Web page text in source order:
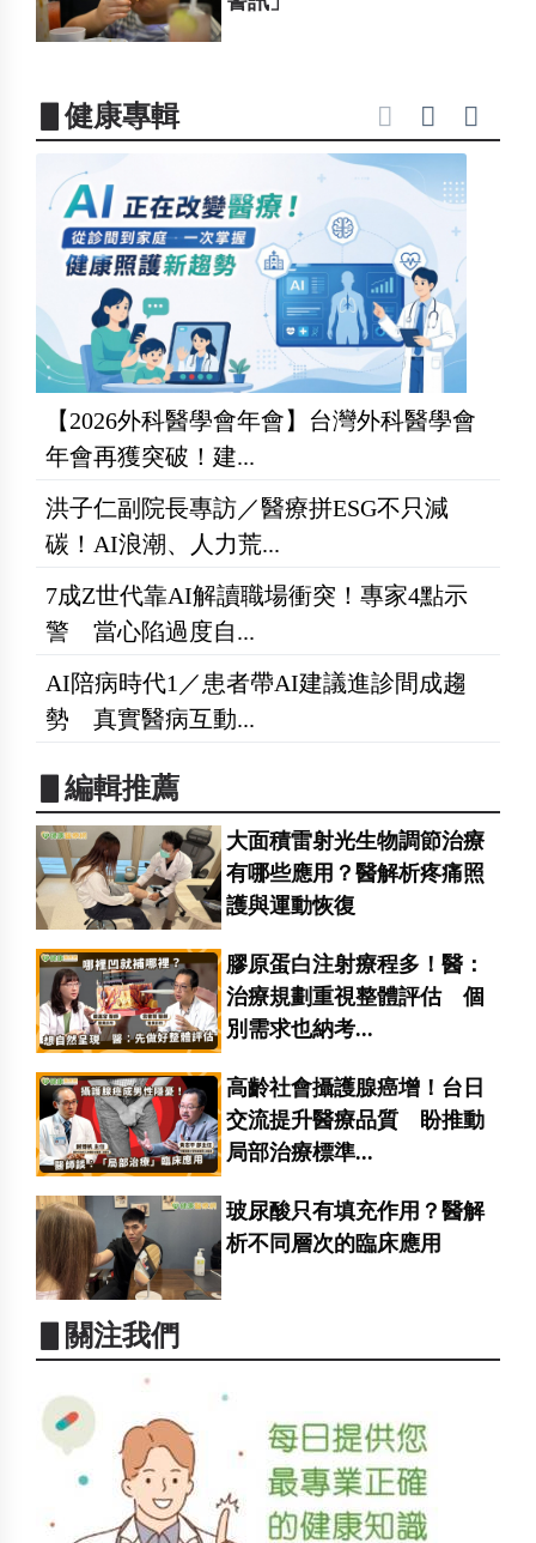
▋健康專輯
【2026外科醫學會年會】台灣外科醫學會
年會再獲突破！建...
洪子仁副院長專訪／醫療拼ESG不只減
碳！AI浪潮、人力荒...
7成Z世代靠AI解讀職場衝突！專家4點示
警 當心陷過度自...
AI陪病時代1／患者帶AI建議進診間成趨
勢 真實醫病互動...
▋編輯推薦
大面積雷射光生物調節治療
有哪些應用？醫解析疼痛照
護與運動恢復
膠原蛋白注射療程多！醫：
治療規劃重視整體評估 個
別需求也納考...
高齡社會攝護腺癌增！台日
交流提升醫療品質 盼推動
局部治療標準...
玻尿酸只有填充作用？醫解
析不同層次的臨床應用
▋關注我們